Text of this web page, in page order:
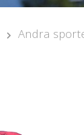
Andra